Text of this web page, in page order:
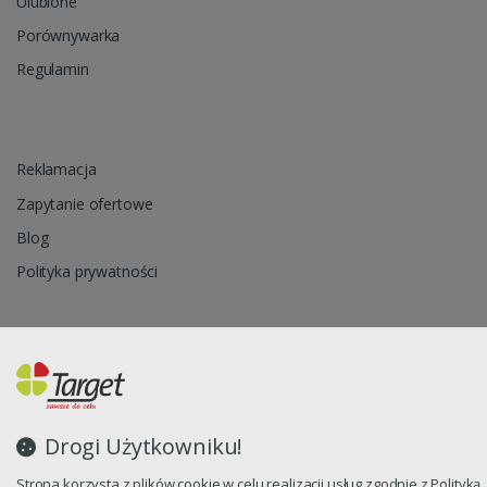
Drogi Użytkowniku!
Porównywarka
Regulamin
Reklamacja
Zapytanie ofertowe
Blog
Polityka prywatności
Oprogramowanie sklepu internetowego dostarcza